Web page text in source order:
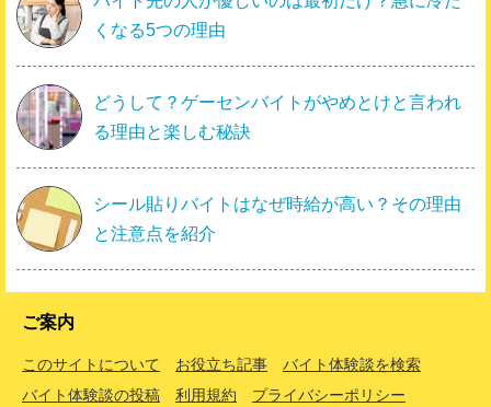
くなる5つの理由
どうして？ゲーセンバイトがやめとけと言われ
る理由と楽しむ秘訣
シール貼りバイトはなぜ時給が高い？その理由
と注意点を紹介
ご案内
このサイトについて お役立ち記事
バイト体験談を検索
バイト体験談の投稿
利用規約
プライバシーポリシー